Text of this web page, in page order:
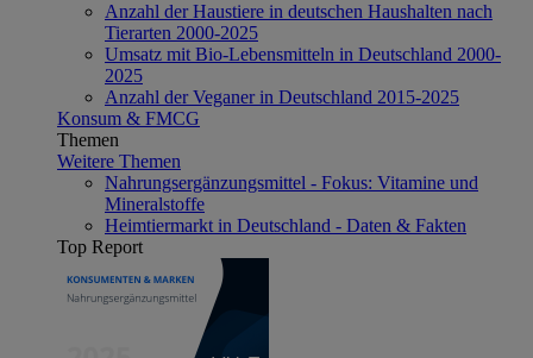
Anzahl der Haustiere in deutschen Haushalten nach
Tierarten 2000-2025
Umsatz mit Bio-Lebensmitteln in Deutschland 2000-
2025
Anzahl der Veganer in Deutschland 2015-2025
Konsum & FMCG
Themen
Weitere Themen
Nahrungsergänzungsmittel - Fokus: Vitamine und
Mineralstoffe
Heimtiermarkt in Deutschland - Daten & Fakten
Top Report